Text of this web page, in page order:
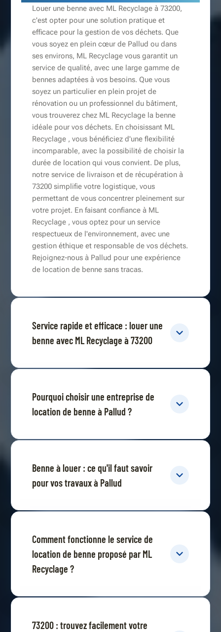
Louer une benne avec ML Recyclage à 73200,
c'est opter pour une solution pratique et
efficace pour la gestion de vos déchets. Que
vous soyez en plein cœur de Pallud ou dans
ses environs, ML Recyclage vous garantit un
service de qualité, avec une large gamme de
bennes adaptées à vos besoins. Que vous
soyez un particulier en plein projet de
rénovation ou un professionnel du bâtiment,
vous trouverez chez ML Recyclage la benne
idéale pour vos déchets. En choisissant ML
Recyclage , vous bénéficiez d'une flexibilité
incomparable, avec la possibilité de choisir la
durée de location qui vous convient. De plus,
notre service de livraison et de récupération à
73200 simplifie votre logistique, vous
permettant de vous concentrer pleinement sur
votre projet. En faisant confiance à ML
Recyclage , vous optez pour un service
respectueux de l'environnement, avec une
gestion éthique et responsable de vos déchets.
Rejoignez-nous à Pallud pour une expérience
de location de benne sans tracas.
Service rapide et efficace : louer une
benne avec ML Recyclage à 73200
Pourquoi choisir une entreprise de
location de benne à Pallud ?
Benne à louer : ce qu'il faut savoir
pour vos travaux à Pallud
Comment fonctionne le service de
location de benne proposé par ML
Recyclage ?
73200 : trouvez facilement votre